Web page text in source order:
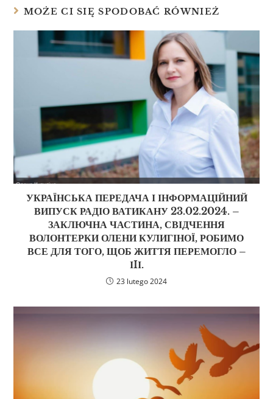
MOŻE CI SIĘ SPODOBAĆ RÓWNIEŻ
УКРАЇНСЬКА ПЕРЕДАЧА І ІНФОРМАЦІЙНИЙ
ВИПУСК РАДІО ВАТИКАНУ 23.02.2024. –
ЗАКЛЮЧНА ЧАСТИНА, СВІДЧЕННЯ
ВОЛОНТЕРКИ ОЛЕНИ КУЛИГІНОЇ, РОБИМО
ВСЕ ДЛЯ ТОГО, ЩОБ ЖИТТЯ ПЕРЕМОГЛО –
ІIІ.
23 lutego 2024